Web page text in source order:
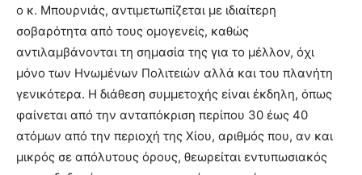
ο κ. Μπουρνιάς, αντιμετωπίζεται με ιδιαίτερη
σοβαρότητα από τους ομογενείς, καθώς
αντιλαμβάνονται τη σημασία της για το μέλλον, όχι
μόνο των Ηνωμένων Πολιτειών αλλά και του πλανήτη
γενικότερα. Η διάθεση συμμετοχής είναι έκδηλη, όπως
φαίνεται από την ανταπόκριση περίπου 30 έως 40
ατόμων από την περιοχή της Χίου, αριθμός που, αν και
μικρός σε απόλυτους όρους, θεωρείται εντυπωσιακός